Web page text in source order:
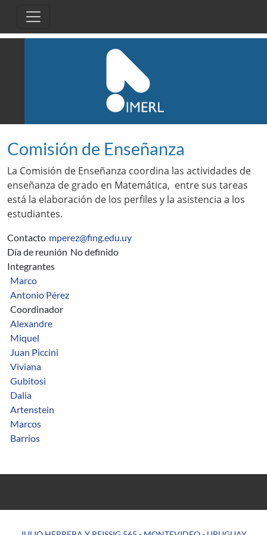
Comisión de Enseñanza
La Comisión de Enseñanza coordina las actividades de
enseñanza de grado en Matemática, entre sus tareas
está la elaboración de los perfiles y la asistencia a los
estudiantes.
Contacto mperez@fing.edu.uy
Día de reunión No definido
Integrantes
Marco
Antonio Pérez
Coordinador
Alexandre
Miquel
Juan Piccini
Viviana
Gubitosi
Dalia
Artenstein
Marcos
Barrios